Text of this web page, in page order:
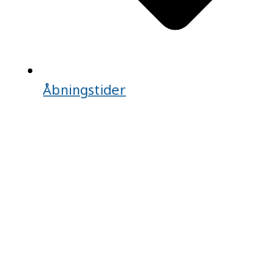
Åbningstider